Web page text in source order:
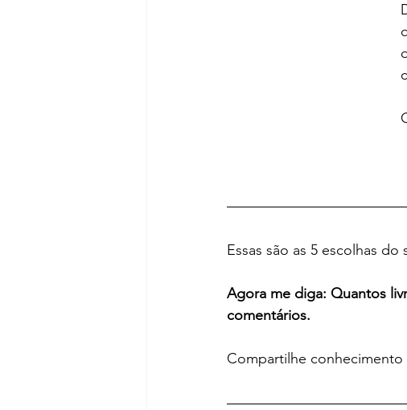
Essas são as 5 escolhas
Agora me diga: Quantos
comentários.
Compartilhe conhecimento